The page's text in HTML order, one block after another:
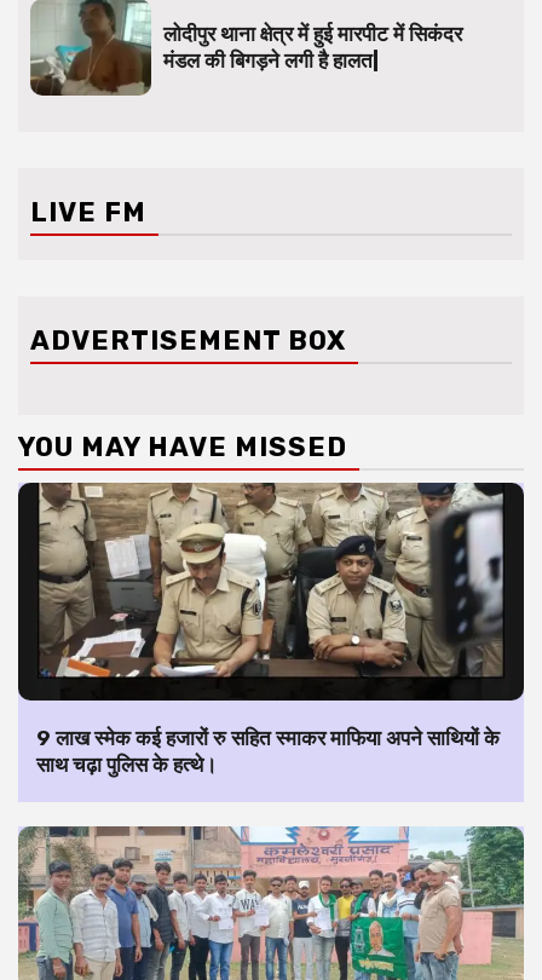
लोदीपुर थाना क्षेत्र में हुई मारपीट में सिकंदर
मंडल की बिगड़ने लगी है हालत|
LIVE FM
ADVERTISEMENT BOX
YOU MAY HAVE MISSED
9 लाख स्मेक कई हजारों रु सहित स्माकर माफिया अपने साथियों के
साथ चढ़ा पुलिस के हत्थे।